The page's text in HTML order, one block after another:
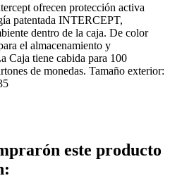
ofrecen protección activa
patentada INTERCEPT,
dentro de la caja. De color
el almacenamiento y
Caja tiene cabida para 100
de monedas. Tamaño exterior:
este producto